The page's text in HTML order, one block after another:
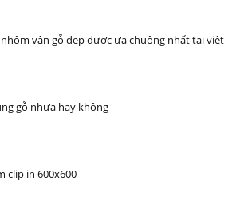
vân gỗ đẹp được ưa chuộng nhất tại việt
gỗ nhựa hay không
clip in 600x600